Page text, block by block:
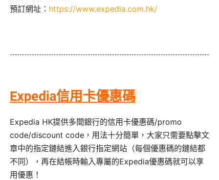
預訂網址： https://www.expedia.com.hk/
Expedia信用卡優惠碼
Expedia HK提供多間銀行的信用卡優惠碼/promo
code/discount code，用法十分簡單，大家只需要點擊文
章中的指定鏈結進入銀行指定網站（每個優惠碼的鏈結都
不同），再在結帳時輸入專屬的Expedia優惠碼就可以享
用優惠！